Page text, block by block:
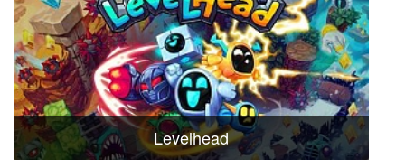
Levelhead